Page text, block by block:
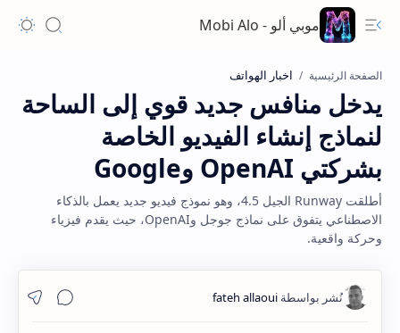
موبي ألو - Mobi Alo
الصفحة الرئيسية اخبار الهواتف
يدخل منافس جديد قوي إلى الساحة
لنماذج إنشاء الفيديو الخاصة
بشركتي OpenAI وGoogle
أطلقت Runway الجيل 4.5، وهو نموذج فيديو جديد يعمل بالذكاء
الاصطناعي يتفوق على نماذج جوجل وOpenAI، حيث يقدم فيزياء
وحركة واقعية.